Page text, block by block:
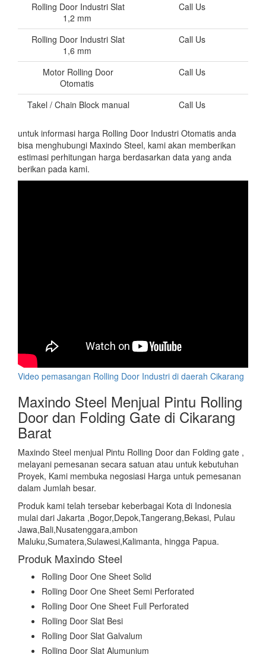
Rolling Door Industri Slat
1,2 mm
Call Us
Rolling Door Industri Slat
1,6 mm
Call Us
Motor Rolling Door
Otomatis
Call Us
Takel / Chain Block manual Call Us
untuk informasi harga Rolling Door Industri Otomatis anda
bisa menghubungi Maxindo Steel, kami akan memberikan
estimasi perhitungan harga berdasarkan data yang anda
berikan pada kami.
Video pemasangan Rolling Door Industri di daerah Cikarang
Maxindo Steel Menjual Pintu Rolling
Door dan Folding Gate di Cikarang
Barat
Maxindo Steel menjual Pintu Rolling Door dan Folding gate ,
melayani pemesanan secara satuan atau untuk kebutuhan
Proyek, Kami membuka negosiasi Harga untuk pemesanan
dalam Jumlah besar.
Produk kami telah tersebar keberbagai Kota di Indonesia
mulai dari Jakarta ,Bogor,Depok,Tangerang,Bekasi, Pulau
Jawa,Bali,Nusatenggara,ambon
Maluku,Sumatera,Sulawesi,Kalimanta, hingga Papua.
Produk Maxindo Steel
Rolling Door One Sheet Solid
Rolling Door One Sheet Semi Perforated
Rolling Door One Sheet Full Perforated
Rolling Door Slat Besi
Rolling Door Slat Galvalum
Rolling Door Slat Alumunium